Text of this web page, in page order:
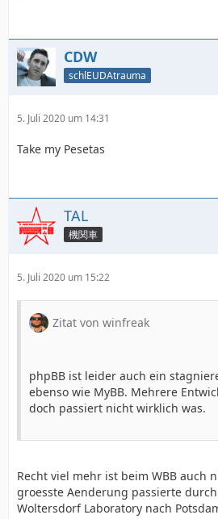
CDW
schlEUDAtrauma
5. Juli 2020 um 14:31
Take my Pesetas
TAL
機関車
5. Juli 2020 um 15:22
Zitat von winfreak
phpBB ist leider auch ein
ebenso wie MyBB. Mehrere
doch passiert nicht wirklich was.
Recht viel mehr ist beim WBB auch
groesste Aenderung passierte
Woltersdorf Laboratory nach